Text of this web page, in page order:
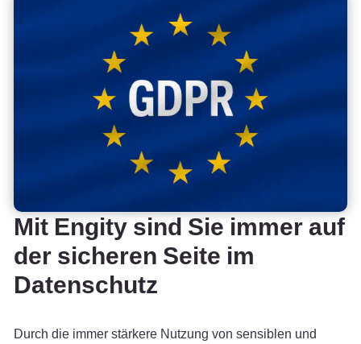
Mit Engity sind Sie immer auf
der sicheren Seite im
Datenschutz
Durch die immer stärkere Nutzung von sensiblen und